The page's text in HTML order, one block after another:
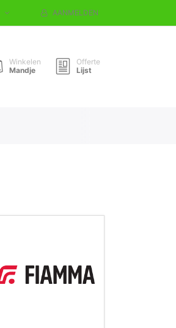
AANMELDEN
Winkelen
Mandje
Offerte
Lijst